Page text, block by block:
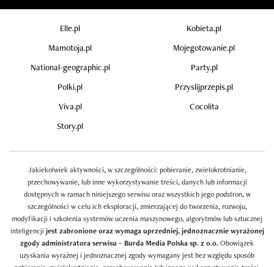
Elle.pl
Kobieta.pl
Mamotoja.pl
Mojegotowanie.pl
National-geographic.pl
Party.pl
Polki.pl
Przyslijprzepis.pl
Viva.pl
Cocolita
Story.pl
Jakiekolwiek aktywności, w szczególności: pobieranie, zwielokrotnianie,
przechowywanie, lub inne wykorzystywanie treści, danych lub informacji
dostępnych w ramach niniejszego serwisu oraz wszystkich jego podstron, w
szczególności w celu ich eksploracji, zmierzającej do tworzenia, rozwoju,
modyfikacji i szkolenia systemów uczenia maszynowego, algorytmów lub sztucznej
inteligencji jest zabronione oraz wymaga uprzedniej, jednoznacznie wyrażonej
zgody administratora serwisu – Burda Media Polska sp. z o.o.Obowiązek
uzyskania wyraźnej i jednoznacznej zgody wymagany jest bez względu sposób